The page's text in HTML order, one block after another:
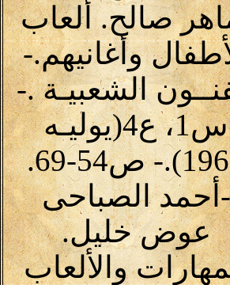
صالح. ألعاب
وأغانيهم.-
الشعبيـة .-
س1، ع4(يوليـه
1967).- ص54-69.
-أحمد الصباحى
عوض خليل.
والألعاب